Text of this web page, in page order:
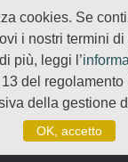
cookies. Se
i nostri termini
più, leggi l’
del
della gestione
OK, accetto